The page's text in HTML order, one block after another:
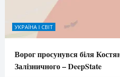
УКРАЇНА І СВІТ
Ворог просунувся біля
Залізничного – DeepState